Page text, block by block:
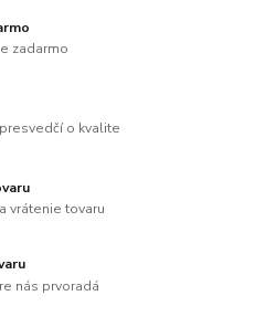
zadarmo
o kvalite
vrátenie tovaru
nás prvoradá